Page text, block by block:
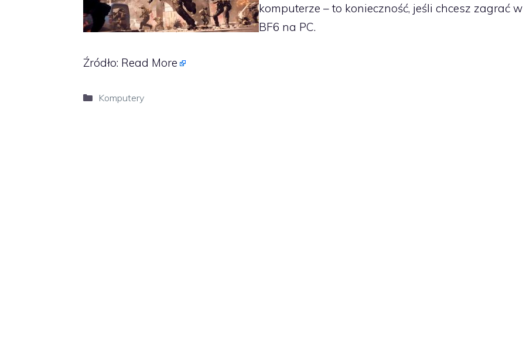
komputerze – to konieczność, jeśli chcesz zagrać w
BF6 na PC.
Źródło: Read More
Kategorie
Komputery